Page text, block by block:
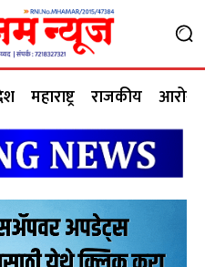
महाराष्ट्र राजकीय आरोग्य